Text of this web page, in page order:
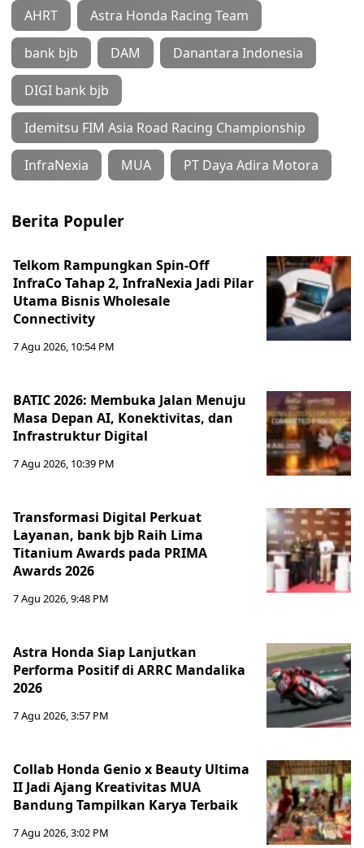
AHRT Astra Honda Racing Team
bank bjb DAM Danantara Indonesia
DIGI bank bjb
Idemitsu FIM Asia Road Racing Championship
InfraNexia MUA PT Daya Adira Motora
Berita Populer
Telkom Rampungkan Spin-Off
InfraCo Tahap 2, InfraNexia Jadi Pilar
Utama Bisnis Wholesale
Connectivity
7 Agu 2026, 10:54 PM
BATIC 2026: Membuka Jalan Menuju
Masa Depan AI, Konektivitas, dan
Infrastruktur Digital
7 Agu 2026, 10:39 PM
Transformasi Digital Perkuat
Layanan, bank bjb Raih Lima
Titanium Awards pada PRIMA
Awards 2026
7 Agu 2026, 9:48 PM
Astra Honda Siap Lanjutkan
Performa Positif di ARRC Mandalika
2026
7 Agu 2026, 3:57 PM
Collab Honda Genio x Beauty Ultima
II Jadi Ajang Kreativitas MUA
Bandung Tampilkan Karya Terbaik
7 Agu 2026, 3:02 PM